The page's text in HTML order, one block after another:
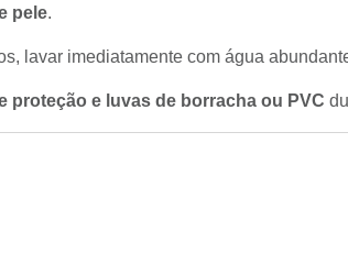
pele.
lavar imediatamente com água
proteção e luvas de borracha ou PVC